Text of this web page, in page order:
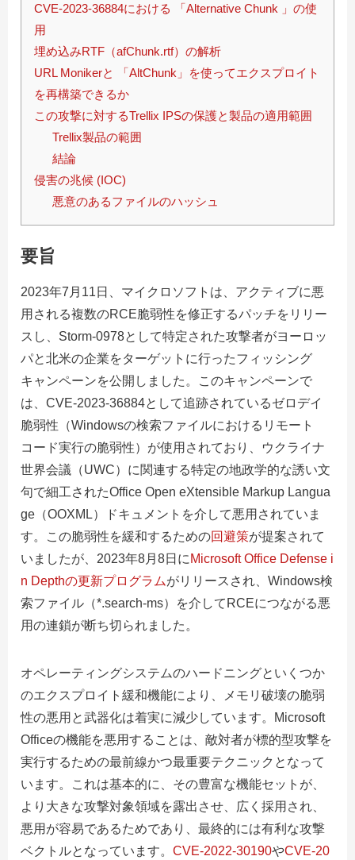
CVE-2023-36884における 「Alternative Chunk 」の使
用
埋め込みRTF（afChunk.rtf）の解析
URL Monikerと 「AltChunk」を使ってエクスプロイト
を再構築できるか
この攻撃に対するTrellix IPSの保護と製品の適用範囲
Trellix製品の範囲
結論
侵害の兆候 (IOC)
悪意のあるファイルのハッシュ
要旨
2023年7月11日、マイクロソフトは、アクティブに悪
用される複数のRCE脆弱性を修正するパッチをリリー
スし、Storm-0978として特定された攻撃者がヨーロッ
パと北米の企業をターゲットに行ったフィッシング
キャンペーンを公開しました。このキャンペーンで
は、CVE-2023-36884として追跡されているゼロデイ
脆弱性（Windowsの検索ファイルにおけるリモート
コード実行の脆弱性）が使用されており、ウクライナ
世界会議（UWC）に関連する特定の地政学的な誘い文
句で細工されたOffice Open eXtensible Markup Langua
ge（OOXML）ドキュメントを介して悪用されていま
す。この脆弱性を緩和するための回避策が提案されて
いましたが、2023年8月8日に Microsoft Office Defense i
n Depthの更新プログラムがリリースされ、Windows検
索ファイル（*.search-ms）を介してRCEにつながる悪
用の連鎖が断ち切られました。
オペレーティングシステムのハードニングといくつか
のエクスプロイト緩和機能により、メモリ破壊の脆弱
性の悪用と武器化は着実に減少しています。
Microsoft
Officeの機能を悪用することは、敵対者が標的型攻撃を
実行するための最前線かつ最重要テクニックとなって
います。これは基本的に、その豊富な機能セットが、
より大きな攻撃対象領域を露出させ、広く採用され、
悪用が容易であるためであり、最終的には有利な攻撃
ベクトルとなっています。 CVE-2022-30190やCVE-20